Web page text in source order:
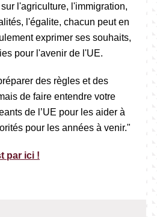
l'agriculture, l'immigration,
l'égalite, chacun peut en
exprimer ses souhaits,
pour l'avenir de l'UE.
des règles et des
de faire entendre votre
de l’UE pour les aider à
pour les années à venir."
par ici !